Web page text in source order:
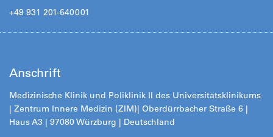
+49 931 201-640001
Anschrift
Medizinische Klinik und Poliklinik II des Universitätsklinikums
| Zentrum Innere Medizin (ZIM)| Oberdürrbacher Straße 6 |
Haus A3 | 97080 Würzburg | Deutschland